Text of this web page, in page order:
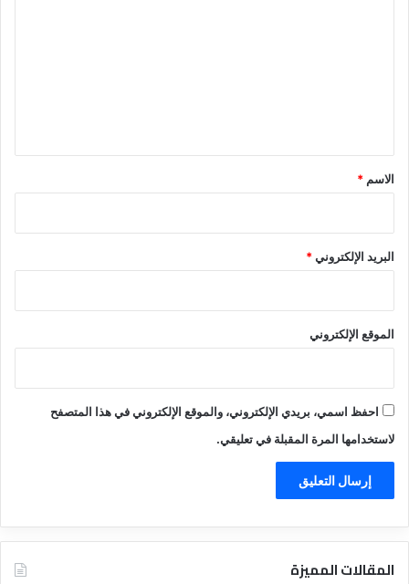
*
الاسم *
البريد الإلكتروني*
الموقع الإلكتروني
احفظ اسمي، بريدي الإلكتروني، والموقع الإلكتروني في هذا المتصفح
لاستخدامها المرة المقبلة في تعليقي.
المقالات المميزة